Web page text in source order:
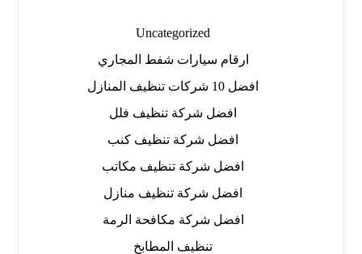
Uncategorized
ارقام سيارات شفط المجاري
افضل 10 شركات تنظيف المنازل
افضل شركة تنظيف فلل
افضل شركة تنظيف كنب
افضل شركة تنظيف مكاتب
افضل شركة تنظيف منازل
افضل شركة مكافحة الرمة
تنظيف المطابخ